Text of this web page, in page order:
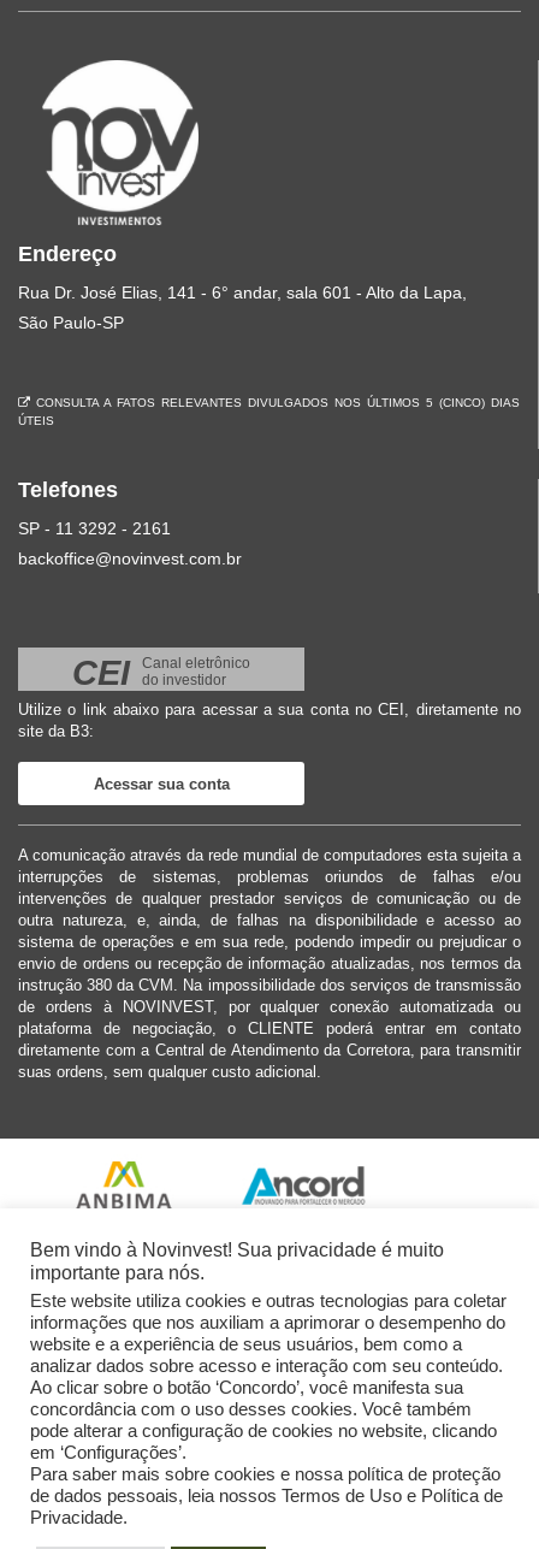
Endereço
Rua Dr. José Elias, 141 - 6° andar, sala 601 - Alto da Lapa,
São Paulo-SP
CONSULTA A FATOS RELEVANTES DIVULGADOS NOS ÚLTIMOS 5 (CINCO) DIAS
ÚTEIS
Telefones
SP - 11 3292 - 2161
backoffice@novinvest.com.br
CEI
Canal eletrônico
do investidor
Utilize o link abaixo para acessar a sua conta no CEI, diretamente no
site da B3:
Acessar sua conta
A comunicação através da rede mundial de computadores esta sujeita a
interrupções de sistemas, problemas oriundos de falhas e/ou
intervenções de qualquer prestador serviços de comunicação ou de
outra natureza, e, ainda, de falhas na disponibilidade e acesso ao
sistema de operações e em sua rede, podendo impedir ou prejudicar o
envio de ordens ou recepção de informação atualizadas, nos termos da
instrução 380 da CVM. Na impossibilidade dos serviços de transmissão
de ordens à NOVINVEST, por qualquer conexão automatizada ou
plataforma de negociação, o CLIENTE poderá entrar em contato
diretamente com a Central de Atendimento da Corretora, para transmitir
suas ordens, sem qualquer custo adicional.
Bem vindo à Novinvest! Sua privacidade é muito
importante para nós.
Este website utiliza cookies e outras tecnologias para coletar
informações que nos auxiliam a aprimorar o desempenho do
website e a experiência de seus usuários, bem como a
analizar dados sobre acesso e interação com seu conteúdo.
Ao clicar sobre o botão ‘Concordo’, você manifesta sua
concordância com o uso desses cookies. Você também
pode alterar a configuração de cookies no website, clicando
em ‘Configurações’.
Para saber mais sobre cookies e nossa política de proteção
de dados pessoais, leia nossos Termos de Uso e Política de
Privacidade.